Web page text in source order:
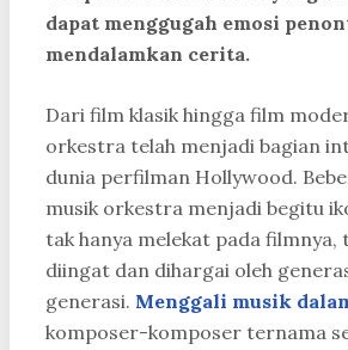
dapat menggugah emosi
mendalamkan cerita.
Dari film klasik hingga film
orkestra telah menjadi bagian
dunia perfilman Hollywood.
musik orkestra menjadi begitu
tak hanya melekat pada filmnya,
diingat dan dihargai oleh
generasi. Menggali musik
komposer-komposer ternama